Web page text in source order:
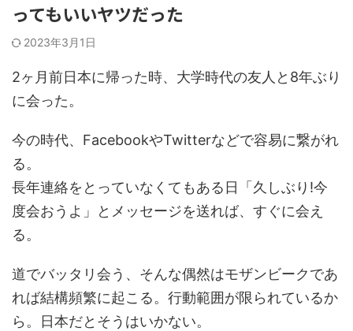
ってもいいヤツだった
2023年3月1日
2ヶ月前日本に帰った時、大学時代の友人と8年ぶり
に会った。
今の時代、FacebookやTwitterなどで容易に繋がれ
る。
長年連絡をとっていなくてもある日「久しぶり!今
度会おうよ」とメッセージを送れば、すぐに会え
る。
道でバッタリ会う、そんな偶然はモザンビークであ
れば結構頻繁に起こる。行動範囲が限られているか
ら。日本だとそうはいかない。